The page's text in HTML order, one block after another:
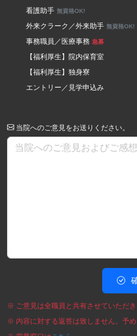
看護助手 無資格OK!
外来クラーク／外来助手 無資格OK!
事務職員／医療事務 急募
【福利厚生】院内保育室
【福利厚生】独身寮
エントリー／見学申込み
当院へのご意見をお送りください。
※ ご意見は全職員と共有させていただき
※ 内容に対する返答は致しません。予め